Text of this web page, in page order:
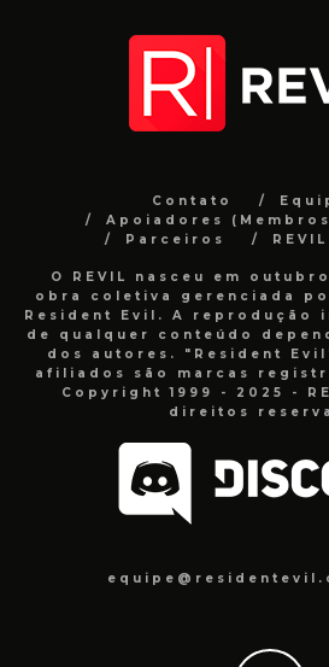
Contato
Apoiadores
Parceiros
O REVIL nasceu em
obra coletiva gerenciada
Resident Evil. A reprodução
de qualquer conteúdo
dos autores. "Resident
afiliados são marcas
Copyright 1999 - 2025 -
direitos